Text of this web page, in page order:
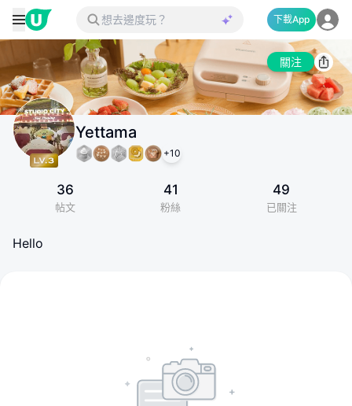
下載App
關注
Yettama
+10
36
帖文
41
粉絲
49
已關注
Hello